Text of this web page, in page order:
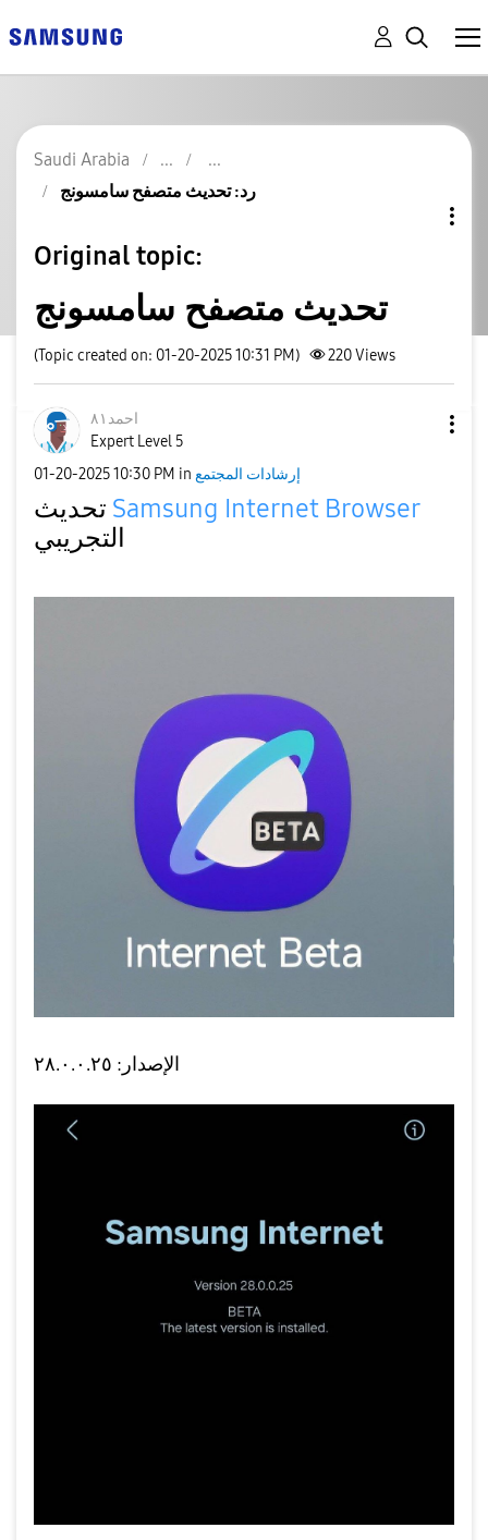
Saudi Arabia
رد: تحديث متصفح سامسونج
Original topic:
تحديث متصفح سامسونج
(Topic created on: 01-20-2025 10:31 PM) 220Views
احمد٨١
Expert Level 5
‎01-20-202510:30 PM in إرشادات المجتمع
Samsung Internet Browser
التجريبي
الإصدار: ٢٨.٠.٠.٢٥